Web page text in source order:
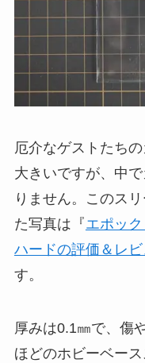
厄介なゲストたち
大きいですが、中
りません。このス
た写真は『エポッ
ハードの評価＆レ
す。
厚みは0.1㎜で、傷
ほどのホビーベース